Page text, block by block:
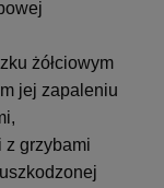
żółciowym
jej zapaleniu
z grzybami